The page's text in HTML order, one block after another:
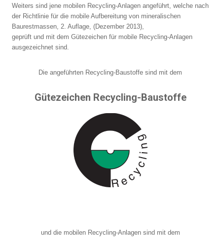
Weiters sind jene mobilen Recycling-Anlagen angeführt, welche nach
der Richtlinie für die mobile Aufbereitung von mineralischen
Baurestmassen, 2. Auflage, (Dezember 2013),
geprüft und mit dem Gütezeichen für mobile Recycling-Anlagen
ausgezeichnet sind.
Die angeführten Recycling-Baustoffe sind mit dem
Gütezeichen Recycling-Baustoffe
und die mobilen Recycling-Anlagen sind mit dem